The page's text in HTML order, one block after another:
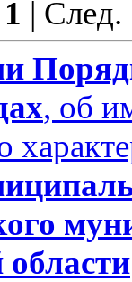
1 |
, об